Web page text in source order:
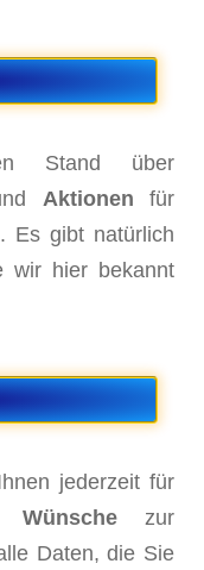
Stand über
Aktionen für
Es gibt natürlich
wir hier bekannt
jederzeit für
Wünschezur
Daten, die Sie